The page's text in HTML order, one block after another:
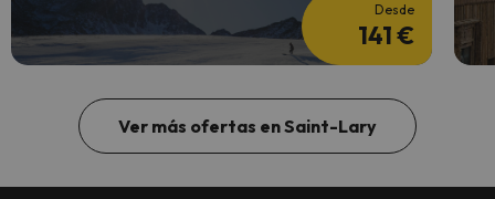
Desde
141 €
Ver más ofertas en Saint-Lary